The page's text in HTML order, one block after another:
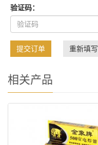
验证码：
提交订单 重新填写
相关产品